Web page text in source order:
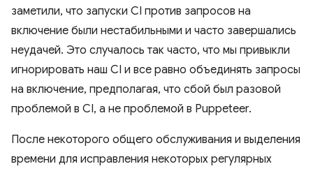
заметили, что запуски CI против запросов на
включение были нестабильными и часто завершались
неудачей. Это случалось так часто, что мы привыкли
игнорировать наш CI и все равно объединять запросы
на включение, предполагая, что сбой был разовой
проблемой в CI, а не проблемой в Puppeteer.
После некоторого общего обслуживания и выделения
времени для исправления некоторых регулярных